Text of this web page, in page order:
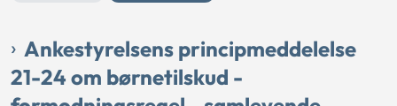
Ankestyrelsens principmeddelelse
21-24 om børnetilskud -